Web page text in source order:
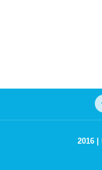
2016 |